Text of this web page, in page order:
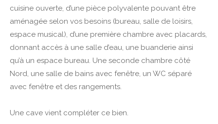
cuisine ouverte, d’une pièce polyvalente pouvant être
aménagée selon vos besoins (bureau, salle de loisirs,
espace musical), d’une première chambre avec placards,
donnant accès à une salle d’eau, une buanderie ainsi
qu’à un espace bureau. Une seconde chambre côté
Nord, une salle de bains avec fenêtre, un WC séparé
avec fenêtre et des rangements.
Une cave vient compléter ce bien.